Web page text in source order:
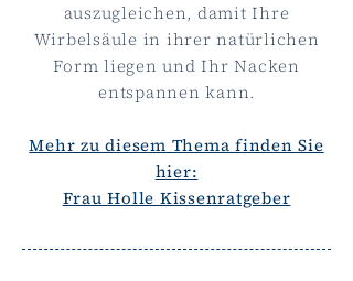
auszugleichen, damit Ihre
Wirbelsäule in ihrer natürlichen
Form liegen und Ihr Nacken
entspannen kann.
Mehr zu diesem Thema finden Sie
hier:
Frau Holle Kissenratgeber